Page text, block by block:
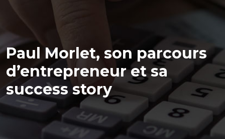
Paul Morlet, son parcours
d’entrepreneur et sa
success story